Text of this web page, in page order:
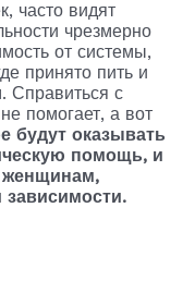
часто видят
чрезмерно
от системы,
принято пить и
Справиться с
помогает, а вот
будут оказывать
помощь, и
женщинам,